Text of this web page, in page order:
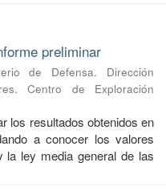
preliminar
de Defensa. Dirección
Centro de Exploración
los resultados obtenidos en
a conocer los valores
la ley media general de las